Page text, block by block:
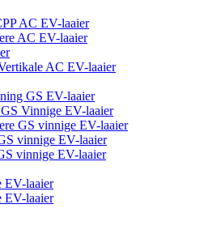
AC EV-laaier
AC EV-laaier
AC EV-laaier
GS EV-laaier
Vinnige EV-laaier
GS vinnige EV-laaier
vinnige EV-laaier
vinnige EV-laaier
EV-laaier
EV-laaier